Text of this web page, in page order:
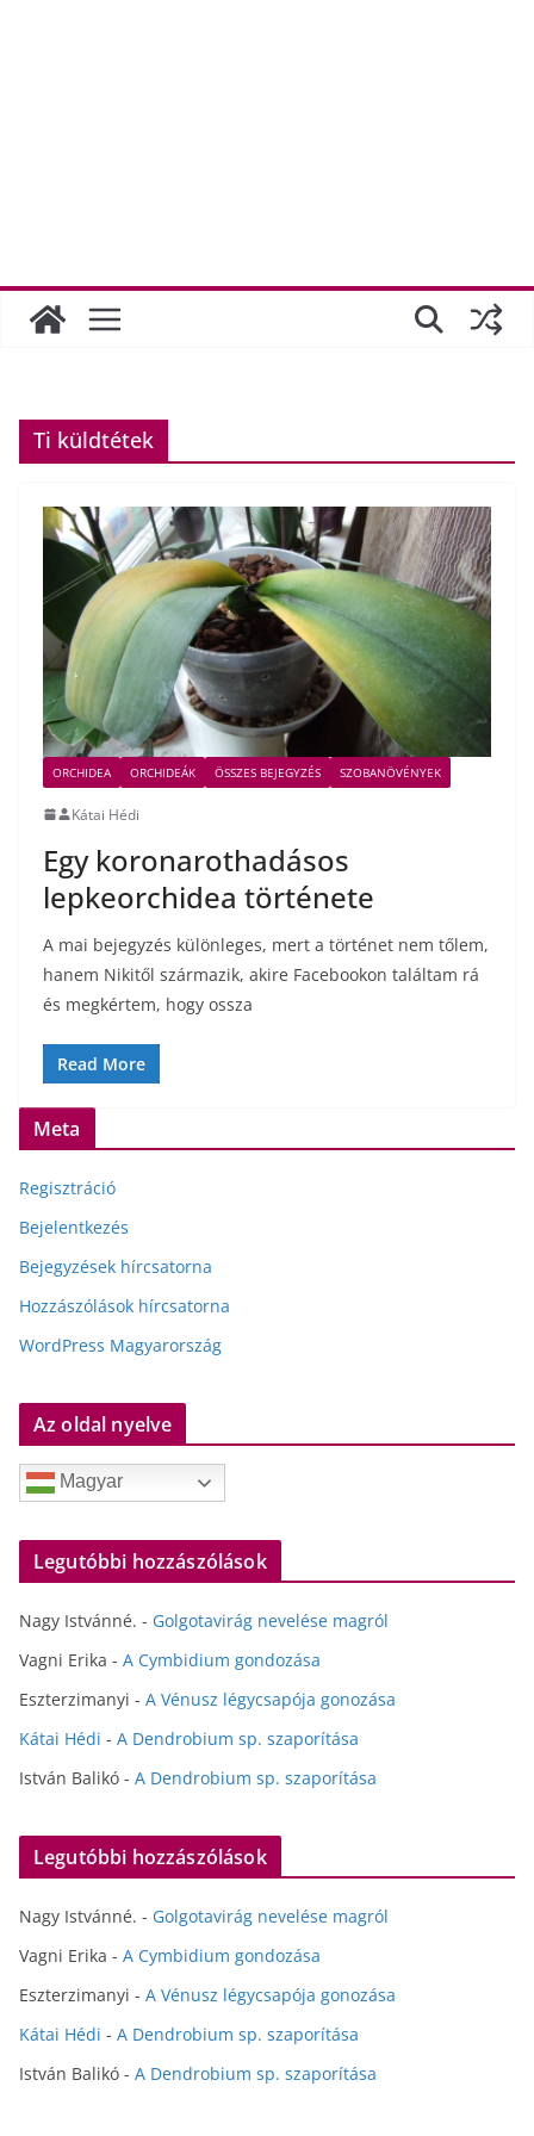
Ti küldtétek
ORCHIDEA ORCHIDEÁK ÖSSZES BEJEGYZÉS SZOBANÖVÉNYEK
Kátai Hédi
Egy koronarothadásos
lepkeorchidea története
A mai bejegyzés különleges, mert a történet nem tőlem,
hanem Nikitől származik, akire Facebookon találtam rá
és megkértem, hogy ossza
Read More
Meta
Regisztráció
Bejelentkezés
Bejegyzések hírcsatorna
Hozzászólások hírcsatorna
WordPress Magyarország
Az oldal nyelve
Magyar
Legutóbbi hozzászólások
Nagy Istvánné. - Golgotavirág nevelése magról
Vagni Erika - A Cymbidium gondozása
Eszterzimanyi - A Vénusz légycsapója gonozása
Kátai Hédi - A Dendrobium sp. szaporítása
István Balikó - A Dendrobium sp. szaporítása
Legutóbbi hozzászólások
Nagy Istvánné. - Golgotavirág nevelése magról
Vagni Erika - A Cymbidium gondozása
Eszterzimanyi - A Vénusz légycsapója gonozása
Kátai Hédi - A Dendrobium sp. szaporítása
István Balikó - A Dendrobium sp. szaporítása